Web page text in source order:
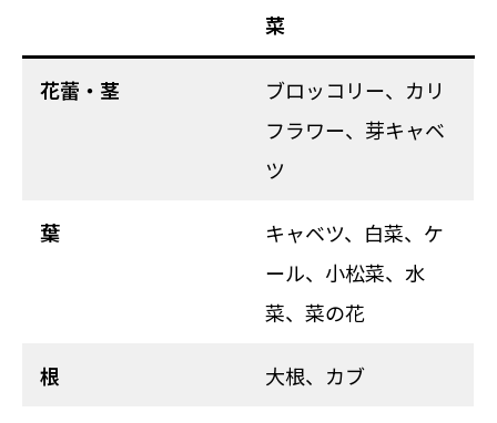
菜
花蕾・茎
ブロッコリー、カリ
フラワー、芽キャベ
ツ
葉
キャベツ、白菜、ケ
ール、小松菜、水
菜、菜の花
根 大根、カブ